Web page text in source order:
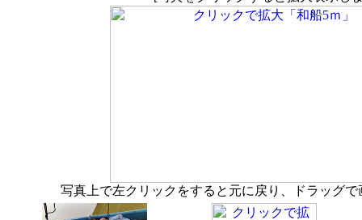
写真上で左クリックをすると元に戻り、ドラッグ